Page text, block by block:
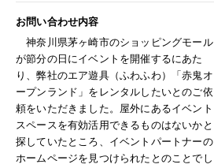
お問い合わせ内容
神奈川県茅ヶ崎市のショッピングモール
が節分の日にイベントを開催するにあた
り、弊社のエア遊具（ふわふわ）「赤鬼オ
ープンランド」をレンタルしたいとのご依
頼をいただきました。屋外にあるイベント
スペースを有効活用できるものはないかと
探していたところ、イベントパートナーの
ホームページを見つけられたとのことでし